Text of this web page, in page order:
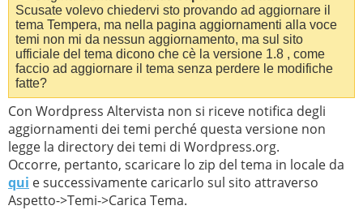
Scusate volevo chiedervi sto provando ad aggiornare il
tema Tempera, ma nella pagina aggiornamenti alla voce
temi non mi da nessun aggiornamento, ma sul sito
ufficiale del tema dicono che cè la versione 1.8 , come
faccio ad aggiornare il tema senza perdere le modifiche
fatte?
Con Wordpress Altervista non si riceve notifica degli
aggiornamenti dei temi perché questa versione non
legge la directory dei temi di Wordpress.org.
Occorre, pertanto, scaricare lo zip del tema in locale da
qui e successivamente caricarlo sul sito attraverso
Aspetto->Temi->Carica Tema.